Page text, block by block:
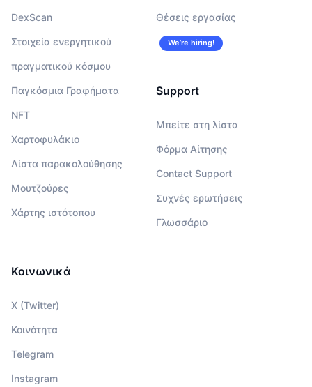
DexScan
Στοιχεία ενεργητικού
πραγματικού κόσμου
Παγκόσμια Γραφήματα
NFT
Χαρτοφυλάκιο
Λίστα παρακολούθησης
Μουτζούρες
Χάρτης ιστότοπου
Θέσεις εργασίας
We’re hiring!
Support
Μπείτε στη λίστα
Φόρμα Αίτησης
Contact Support
Συχνές ερωτήσεις
Γλωσσάριο
Κοινωνικά
X (Twitter)
Κοινότητα
Telegram
Instagram